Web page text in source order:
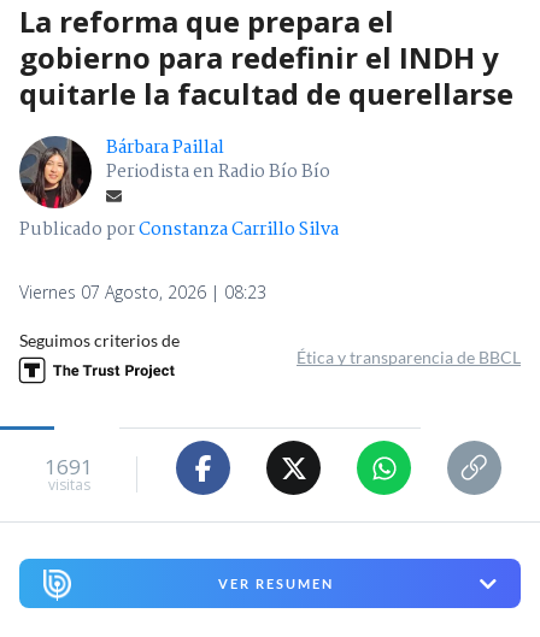
La reforma que prepara el
gobierno para redefinir el INDH y
quitarle la facultad de querellarse
Bárbara Paillal
Periodista en Radio Bío Bío
Publicado porConstanza Carrillo Silva
Viernes 07 Agosto, 2026 | 08:23
Seguimos criterios de
Ética y transparencia de BBCL
1691
visitas
VER RESUMEN